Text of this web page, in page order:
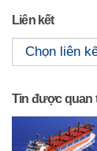
Liên kết
Tin được quan